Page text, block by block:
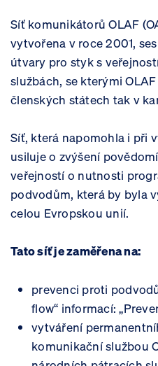
Síť komunikátorů OLAF
vytvořena v roce 2001,
útvary pro styk s
službách, se kterými
členských státech tak v
Síť, která napomohla i při
usiluje o zvýšení
veřejností o nutnosti
podvodům, která by byla
celou Evropskou unií.
Tato síť je zaměřena na:
prevenci proti
flow“ informací:
vytváření
komunikační službou